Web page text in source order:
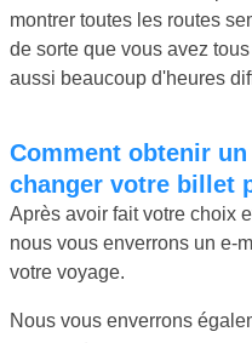
montrer toutes les routes
de sorte que vous avez
aussi beaucoup d'heures
Comment obtenir un billet et comment
changer votre billet
Après avoir fait votre choix
nous vous enverrons un e-
votre voyage.
Nous vous enverrons